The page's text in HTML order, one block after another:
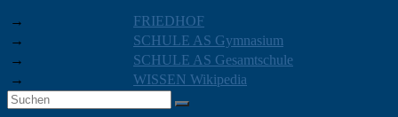
→
FRIEDHOF
→
SCHULE AS Gymnasium
→
SCHULE AS Gesamtschule
→
WISSEN Wikipedia